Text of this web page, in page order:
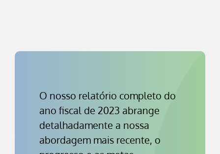
O nosso relatório completo do
ano fiscal de 2023 abrange
detalhadamente a nossa
abordagem mais recente, o